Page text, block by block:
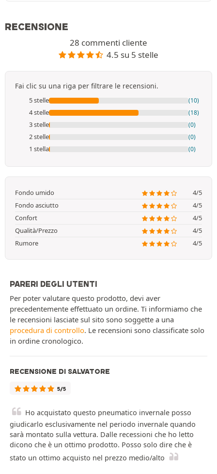
RECENSIONE
28 commenti cliente
4.5 su 5 stelle
Fai clic su una riga per filtrare le recensioni.
5 stelle (10)
4 stelle (18)
3 stelle (0)
2 stelle (0)
1 stella (0)
Fondo umido
4/5
Fondo asciutto
4/5
Confort
4/5
Qualità/Prezzo
4/5
Rumore
4/5
PARERI DEGLI UTENTI
Per poter valutare questo prodotto, devi aver
precedentemente effettuato un ordine. Ti informiamo che
le recensioni lasciate sul sito sono soggette a una
procedura di controllo. Le recensioni sono classificate solo
in ordine cronologico.
RECENSIONE DI SALVATORE
5/5
Ho acquistato questo pneumatico invernale posso
giudicarlo esclusivamente nel periodo invernale quando
sarà montato sulla vettura. Dalle recessioni che ho letto
dicono che è un ottimo prodotto. Posso solo dire che è
stato un ottimo acquisto nel prezzo medio/alto